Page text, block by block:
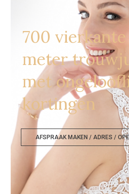
700 vierkante
meter
met
kortingen
AFSPRAAK MAKEN / ADRES /